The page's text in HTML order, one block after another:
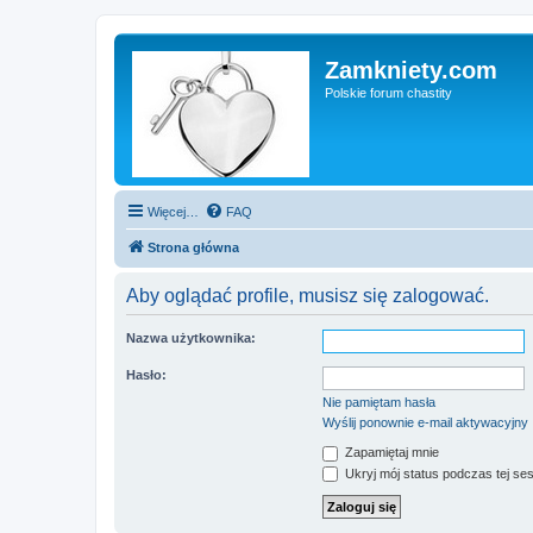
Zamkniety.com
Polskie forum chastity
Więcej… FAQ
Strona główna
Aby oglądać profile, musisz się zalogować.
Nazwa użytkownika:
Hasło:
Nie pamiętam hasła
Wyślij ponownie e-mail aktywacyjny
Zapamiętaj mnie
Ukryj mój status podczas tej